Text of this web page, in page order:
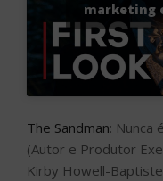
marketing
The Sandman: Nunca
(Autor e Produtor
Kirby Howell-